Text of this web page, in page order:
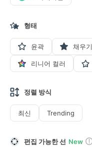
형태
윤곽 채우기
리니어 컬러
정렬 방식
최신 Trending
편집 가능한 선 New